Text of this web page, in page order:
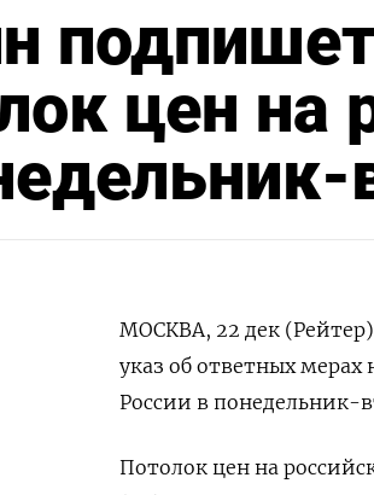
цен на
МОСКВА, 22 дек
указ об ответных
России в понедельник-
Потолок цен на